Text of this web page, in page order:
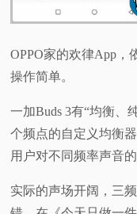
OPPO家的欢律App，
操作简单。
一加Buds 3有“均衡、
个频点的自定义均衡
用户对不同频率声音
实际的声场开阔，三